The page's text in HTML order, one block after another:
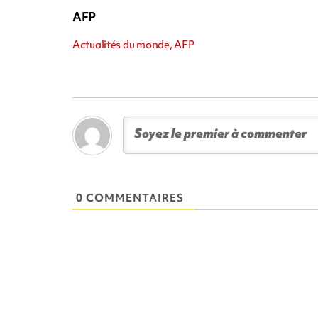
AFP
Actualités du monde, AFP
0 COMMENTAIRES